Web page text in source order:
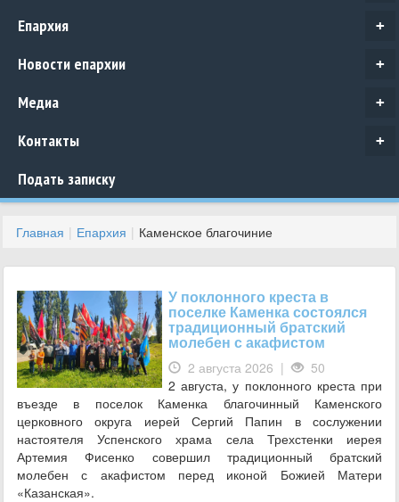
+
Епархия
+
Новости епархии
+
Медиа
+
Контакты
Подать записку
Главная Епархия Каменское благочиние
У поклонного креста в
поселке Каменка состоялся
традиционный братский
молебен с акафистом
2 августа 2026 |
50
2 августа, у поклонного креста при
въезде в поселок Каменка благочинный Каменского
церковного округа иерей Сергий Папин в сослужении
настоятеля Успенского храма села Трехстенки иерея
Артемия Фисенко совершил традиционный братский
молебен с акафистом перед иконой Божией Матери
«Казанская».